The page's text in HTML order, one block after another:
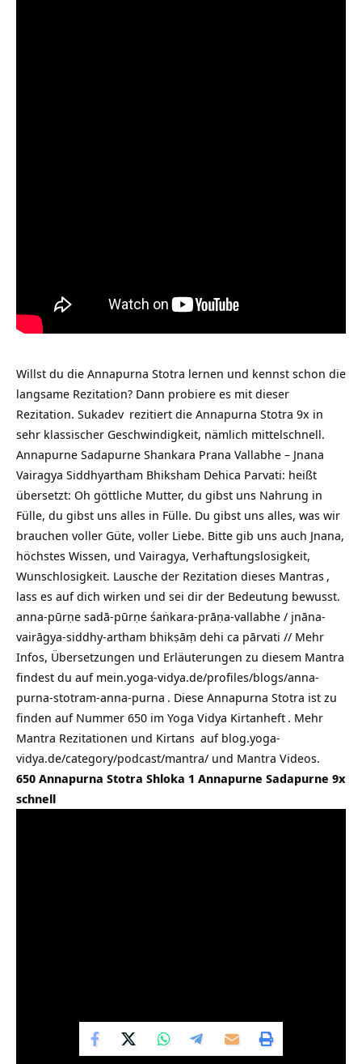
Willst du die Annapurna Stotra lernen und kennst schon die
langsame Rezitation? Dann probiere es mit dieser
Rezitation. Sukadev rezitiert die Annapurna Stotra 9x in
sehr klassischer Geschwindigkeit, nämlich mittelschnell.
Annapurne Sadapurne Shankara Prana Vallabhe – Jnana
Vairagya Siddhyartham Bhiksham Dehica Parvati: heißt
übersetzt: Oh göttliche Mutter, du gibst uns Nahrung in
Fülle, du gibst uns alles in Fülle. Du gibst uns alles, was wir
brauchen voller Güte, voller Liebe. Bitte gib uns auch Jnana,
höchstes Wissen, und Vairagya, Verhaftungslosigkeit,
Wunschlosigkeit. Lausche der Rezitation dieses Mantras ,
lass es auf dich wirken und sei dir der Bedeutung bewusst.
anna-pūrṇe sadā-pūrṇe śaṅkara-prāṇa-vallabhe / jnāna-
vairāgya-siddhy-artham bhikṣāṃ dehi ca pārvati // Mehr
Infos, Übersetzungen und Erläuterungen zu diesem Mantra
findest du auf mein.yoga-vidya.de/profiles/blogs/anna-
purna-stotram-anna-purna . Diese Annapurna Stotra ist zu
finden auf Nummer 650 im Yoga Vidya Kirtanheft . Mehr
Mantra Rezitationen und Kirtans auf blog.yoga-
vidya.de/category/podcast/mantra/ und Mantra Videos.
650 Annapurna Stotra Shloka 1 Annapurne Sadapurne 9x
schnell